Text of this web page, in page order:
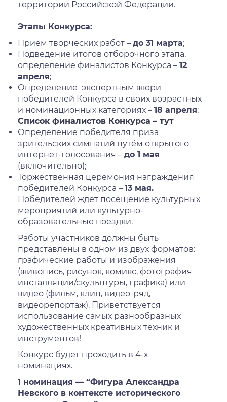
территории Российской Федерации.
Этапы Конкурса:
Приём творческих работ – до 31 марта;
Подведение итогов отборочного этапа,
определение финалистов Конкурса – 12
апреля;
Определение экспертным жюри
победителей Конкурса в своих возрастных
и номинационных категориях – 18 апреля;
Список финалистов Конкурса – тут
Определение победителя приза
зрительских симпатий путём открытого
интернет-голосования – до 1 мая
(включительно);
Торжественная церемония награждения
победителей Конкурса – 13 мая.
Победителей ждёт посещение культурных
мероприятий или культурно-
образовательные поездки.
Работы участников должны быть
представлены в одном из двух форматов:
графические работы и изображения
(живопись, рисунок, комикс, фотография
инсталляции/скульптуры, графика) или
видео (фильм, клип, видео-ряд,
видеорепортаж). Приветствуется
использование самых разнообразных
художественных креативных техник и
инструментов!
Конкурс будет проходить в 4-х
номинациях.
1 номинация — “Фигура Александра
Невского в контексте исторического